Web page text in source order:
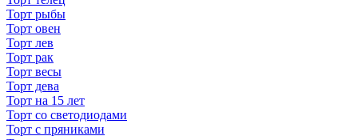
Торт рыбы
Торт овен
Торт лев
Торт рак
Торт весы
Торт дева
Торт на 15 лет
Торт со светодиодами
Торт с пряниками